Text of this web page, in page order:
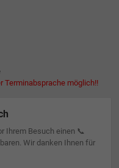
Terminabsprache möglich!!
Ihrem Besuch einen 📞
Wir danken Ihnen für